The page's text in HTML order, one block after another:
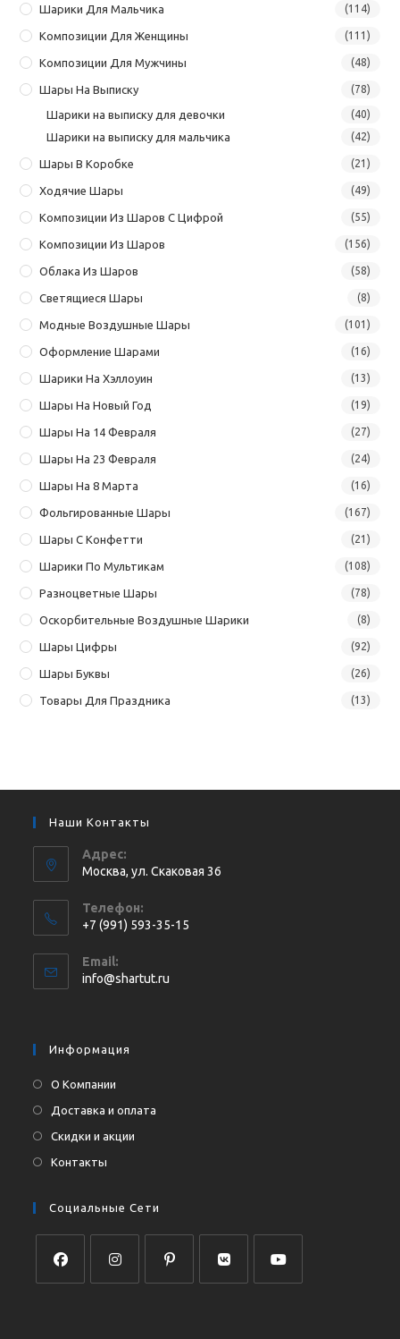
Шарики Для Мальчика (114)
Композиции Для Женщины (111)
Композиции Для Мужчины (48)
Шары На Выписку (78)
Шарики на выписку для девочки (40)
Шарики на выписку для мальчика (42)
Шары В Коробке (21)
Ходячие Шары (49)
Композиции Из Шаров С Цифрой (55)
Композиции Из Шаров (156)
Облака Из Шаров (58)
Светящиеся Шары (8)
Модные Воздушные Шары (101)
Оформление Шарами (16)
Шарики На Хэллоуин (13)
Шары На Новый Год (19)
Шары На 14 Февраля (27)
Шары На 23 Февраля (24)
Шары На 8 Марта (16)
Фольгированные Шары (167)
Шары С Конфетти (21)
Шарики По Мультикам (108)
Разноцветные Шары (78)
Оскорбительные Воздушные Шарики (8)
Шары Цифры (92)
Шары Буквы (26)
Товары Для Праздника (13)
Наши Контакты
Адрес:
Москва, ул. Cкаковая 36
Телефон:
+7 (991) 593-35-15
в
вашем
Email:
info@shartut.ru
Информация
О Компании
Доставка и оплата
Скидки и акции
Контакты
Социальные Сети